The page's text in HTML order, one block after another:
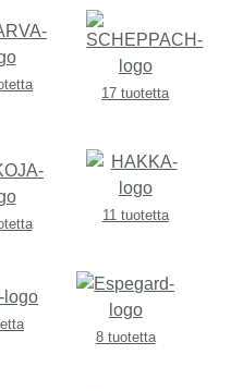
17 tuotetta
11 tuotetta
8 tuotetta